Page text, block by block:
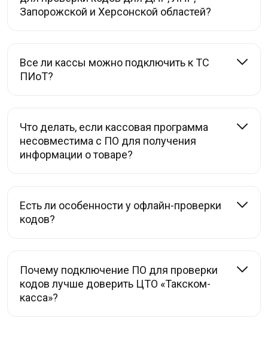
Запорожской и Херсонской областей?
Все ли кассы можно подключить к ТС
ПИоТ?
Что делать, если кассовая программа
несовместима с ПО для получения
информации о товаре?
Есть ли особенности у офлайн-проверки
кодов?
Почему подключение ПО для проверки
кодов лучше доверить ЦТО «Такском-
касса»?